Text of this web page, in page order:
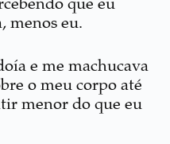
que eu
menos eu.
e me machucava
o meu corpo até
menor do que eu